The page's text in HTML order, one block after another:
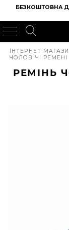
БЕЗКОШТОВНА
ІНТЕРНЕТ
ЧОЛОВІЧІ РЕМЕНІ
РЕМІНЬ